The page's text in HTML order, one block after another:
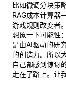
比如微调分块策
RAG成本计算器
游戏规则改变者
想象一下可能性
是由AI驱动的研
的创造力。所以
自己都感到惊讶
走在了路上。让